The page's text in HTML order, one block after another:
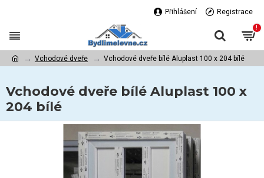
Přihlášení Registrace
!
Vchodové dveře Vchodové dveře bílé Aluplast 100 x 204 bílé
Vchodové dveře bílé Aluplast 100 x
204 bílé